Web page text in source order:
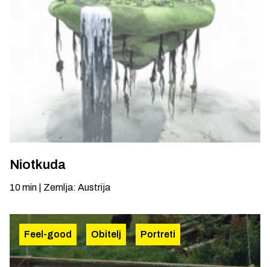
Niotkuda
10min Zemlja: Austrija
Feel-good Obitelj Portreti